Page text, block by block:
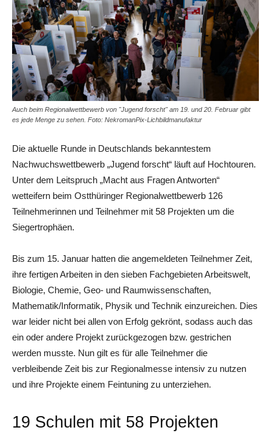
Auch beim Regionalwettbewerb von "Jugend forscht" am 19. und 20. Februar gibt
es jede Menge zu sehen. Foto: NekromanPix-Lichbildmanufaktur
Die aktuelle Runde in Deutschlands bekanntestem
Nachwuchswettbewerb „Jugend forscht“ läuft auf Hochtouren.
Unter dem Leitspruch „Macht aus Fragen Antworten“
wetteifern beim Ostthüringer Regionalwettbewerb 126
Teilnehmerinnen und Teilnehmer mit 58 Projekten um die
Siegertrophäen.
Bis zum 15. Januar hatten die angemeldeten Teilnehmer Zeit,
ihre fertigen Arbeiten in den sieben Fachgebieten Arbeitswelt,
Biologie, Chemie, Geo- und Raumwissenschaften,
Mathematik/Informatik, Physik und Technik einzureichen. Dies
war leider nicht bei allen von Erfolg gekrönt, sodass auch das
ein oder andere Projekt zurückgezogen bzw. gestrichen
werden musste. Nun gilt es für alle Teilnehmer die
verbleibende Zeit bis zur Regionalmesse intensiv zu nutzen
und ihre Projekte einem Feintuning zu unterziehen.
19 Schulen mit 58 Projekten